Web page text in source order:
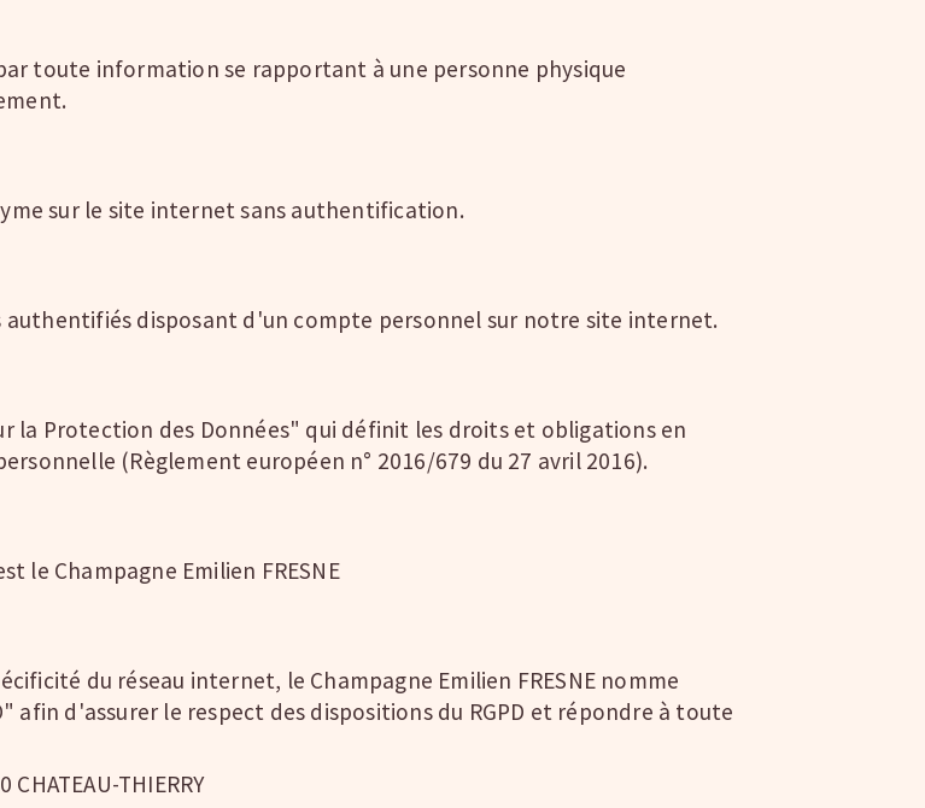
toute information se rapportant à une personne physique
sur le site internet sans authentification.
disposant d'un compte personnel sur notre site internet.
la Protection des Données" qui définit les droits et obligations en
(Règlement européen n° 2016/679 du 27 avril 2016).
le Champagne Emilien FRESNE
du réseau internet, le Champagne Emilien FRESNE nomme
afin d'assurer le respect des dispositions du RGPD et répondre à toute
THIERRY